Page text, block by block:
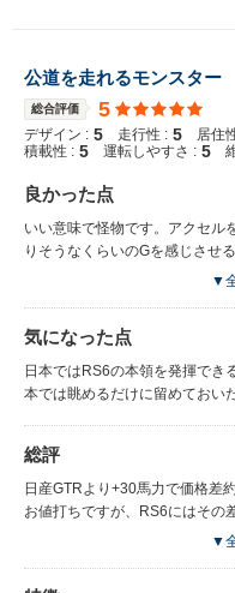
公道を走れるモンスター
総合評価 5
デザイン : 5 走行性 : 5 居住
積載性 : 5 運転しやすさ : 5
良かった点
いい意味で怪物です。アクセル
りそうなくらいのGを感じさせ
なクルマはサーキットでしか走
▼
気になった点
日本ではRS6の本領を発揮でき
本では眺めるだけに留めておい
総評
日産GTRより+30馬力で価格差
お値打ちですが、RS6にはその
す。これは実車に触れる機会が
▼